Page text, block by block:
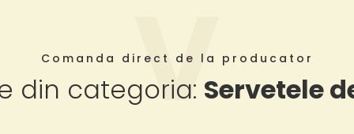
Comanda direct de la producator
din categoria: Servetele